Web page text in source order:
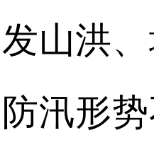
山洪
汛形